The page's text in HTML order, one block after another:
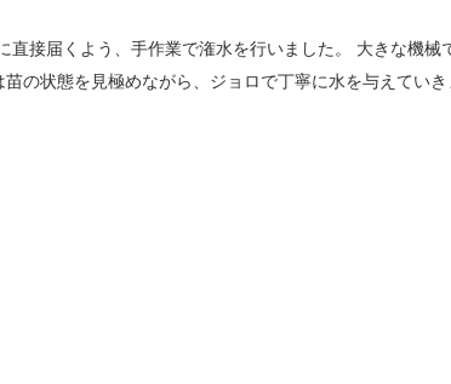
直接届くよう、手作業で潅水を行いました。 大きな機械
の状態を見極めながら、ジョロで丁寧に水を与えていき